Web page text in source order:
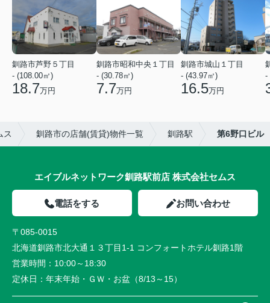
釧路市芦野５丁目
- (108.00㎡)
18.7万円
釧路市昭和中央１丁目
- (30.78㎡)
7.7万円
釧路市城山１丁目
- (43.97㎡)
16.5万円
-
ス 釧路市の店舗(賃貸)物件一覧 釧路駅 第6野口ビル
エイブルネットワーク釧路駅前店 株式会社セムス
電話をする お問い合わせ
〒085-0015
北海道釧路市北大通１３丁目1-1 コンフォートホテル釧路1階
営業時間： 10:00～18:30
定休日： 年末年始・ＧＷ・お盆（8/13～15）